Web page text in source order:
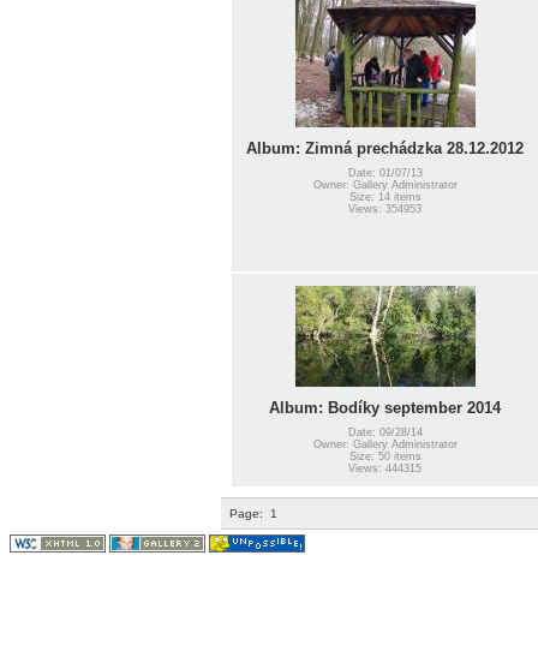
Album: Zimná prechádzka 28.12.2012
Date: 01/07/13
Owner: Gallery Administrator
Size: 14 items
Views: 354953
Album: Bodíky september 2014
Date: 09/28/14
Owner: Gallery Administrator
Size: 50 items
Views: 444315
Page: 1